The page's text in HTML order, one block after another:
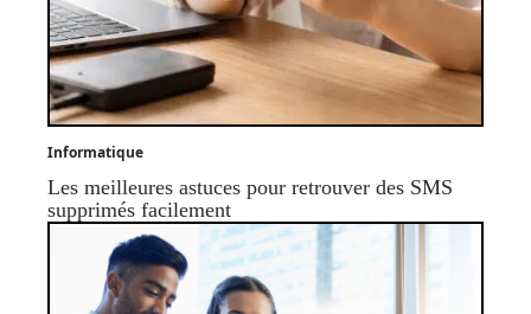
Informatique
Les meilleures astuces pour retrouver des SMS
supprimés facilement